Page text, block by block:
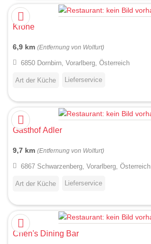
Krone
6,9 km (Entfernung von Wolfurt)
6850 Dornbirn, Vorarlberg, Österreich
Art der Küche Lieferservice
Gasthof Adler
9,7 km (Entfernung von Wolfurt)
6867 Schwarzenberg, Vorarlberg, Österreich
Art der Küche Lieferservice
Chen's Dining Bar